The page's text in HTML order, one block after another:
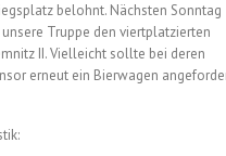
belohnt. Nächsten Sonntag
Truppe den viertplatzierten
II. Vielleicht sollte bei deren
erneut ein Bierwagen